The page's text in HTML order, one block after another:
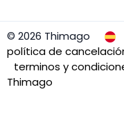
© 2026 Thimago
política de
terminos y
Thimago